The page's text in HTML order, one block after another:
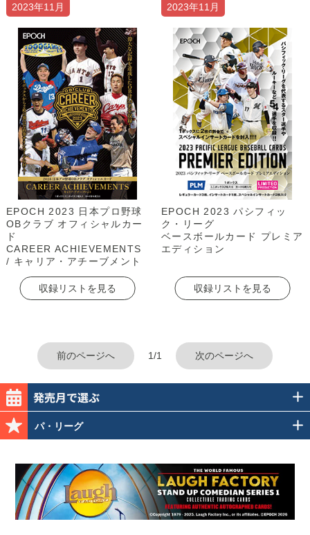
2023年11月
EPOCH 2023 日本プロ野球
OBクラブ オフィシャルカー
ド
CAREER ACHIEVEMENTS
/ キャリア・アチーブメント
収録リストを見る
2023年11月
EPOCH 2023 パシフィッ
ク・リーグ
ベースボールカード プレミア
エディション
収録リストを見る
前のページへ 1/1 次のページへ
パ・リーグ